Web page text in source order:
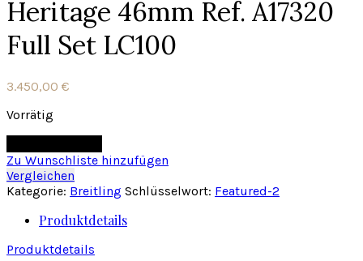
Heritage 46mm Ref. A17320
Full Set LC100
3.450,00 €
Vorrätig
Zu Wunschliste hinzufügen
Vergleichen
Kategorie: Breitling Schlüsselwort: Featured-2
Produktdetails
Produktdetails